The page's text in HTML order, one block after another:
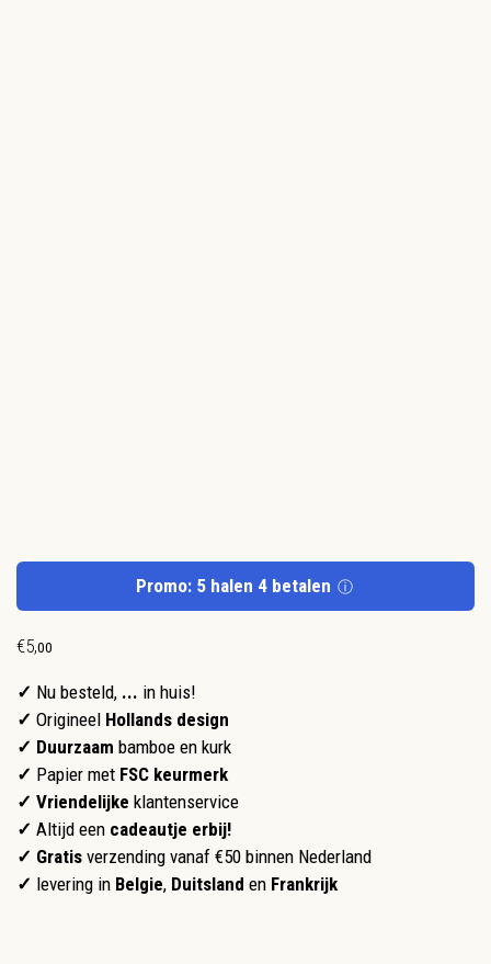
Promo: 5 halen 4 betalen ⓘ
€5,00
✓ Nu besteld, ... in huis!
✓ Origineel Hollands design
✓ Duurzaam bamboe en kurk
✓ Papier met FSC keurmerk
✓ Vriendelijke klantenservice
✓ Altijd een cadeautje erbij!
✓ Gratis verzending vanaf €50 binnen Nederland
✓ levering in Belgie, Duitsland en Frankrijk